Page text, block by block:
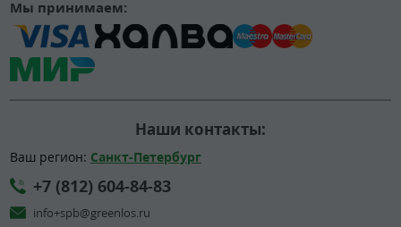
Мы принимаем:
Наши контакты:
Ваш регион: Санкт-Петербург
+7 (812) 604-84-83
info+spb@greenlos.ru